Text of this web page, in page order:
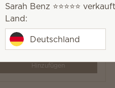
im 3er-Pack Oh, So
Hinzufügen
Sarah Benz ⭐️⭐️⭐️⭐️⭐️
Land:
Deutschland